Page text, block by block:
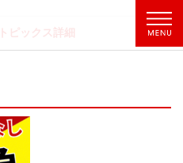
トピックス詳細